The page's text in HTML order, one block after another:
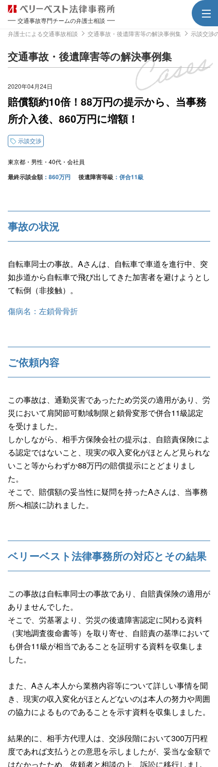
交通事故専門チームの弁護士相談
弁護士による交通事故相談
交通事故・後遺障害等の解決事例集 示談交渉
交通事故・後遺障害等の解決事例集
2020年04月24日
賠償額約10倍！88万円の提示から、当事務
所介入後、860万円に増額！
示談交渉
東京都 男性 40代 会社員
最終示談金額 860万円 後遺障害等級 併合11級
事故の状況
自転車同士の事故。Aさんは、自転車で車道を進行中、突
如歩道から自転車で飛び出してきた加害者を避けようとし
て転倒（非接触）。
傷病名：左鎖骨骨折
ご依頼内容
この事故は、通勤災害であったため労災の適用があり、労
災において肩関節可動域制限と鎖骨変形で併合11級認定
を受けました。
しかしながら、相手方保険会社の提示は、自賠責保険によ
る認定ではないこと、現実の収入変化がほとんど見られな
いこと等からわずか88万円の賠償提示にとどまりまし
た。
そこで、賠償額の妥当性に疑問を持ったAさんは、当事務
所へ相談に訪れました。
ベリーベスト法律事務所の対応とその結果
この事故は自転車同士の事故であり、自賠責保険の適用が
ありませんでした。
そこで、労基署より、労災の後遺障害認定に関わる資料
（実地調査復命書等）を取り寄せ、自賠責の基準において
も併合11級が相当であることを証明する資料を収集しま
した。
また、Aさん本人から業務内容等について詳しい事情を聞
き、現実の収入変化がほとんどないのは本人の努力や周囲
の協力によるものであることを示す資料を収集しました。
結果的に、相手方代理人は、交渉段階において300万円程
度であれば支払うとの意思を示しましたが、妥当な金額で
はなかったため、依頼者と相談の上、訴訟に移行しまし